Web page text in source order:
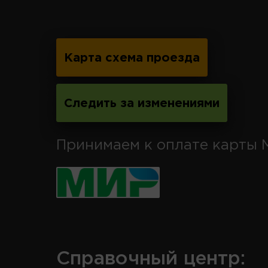
Карта схема проезда
Следить за изменениями
Принимаем к оплате карты
Справочный центр: